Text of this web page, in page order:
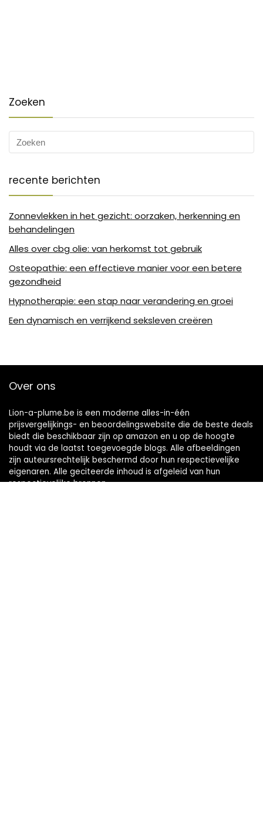
Zoeken
recente berichten
Zonnevlekken in het gezicht: oorzaken, herkenning en
behandelingen
Alles over cbg olie: van herkomst tot gebruik
Osteopathie: een effectieve manier voor een betere
gezondheid
Hypnotherapie: een stap naar verandering en groei
Een dynamisch en verrijkend seksleven creëren
Over ons
Lion-a-plume.be is een moderne alles-in-één
prijsvergelijkings- en beoordelingswebsite die de beste deals
biedt die beschikbaar zijn op amazon en u op de hoogte
houdt via de laatst toegevoegde blogs. Alle afbeeldingen
zijn auteursrechtelijk beschermd door hun respectievelijke
eigenaren. Alle geciteerde inhoud is afgeleid van hun
respectievelijke bronnen.